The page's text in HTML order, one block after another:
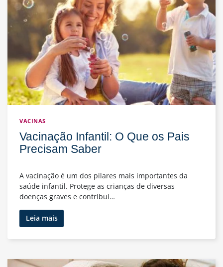
VACINAS
Vacinação Infantil: O Que os Pais
Precisam Saber
A vacinação é um dos pilares mais importantes da
saúde infantil. Protege as crianças de diversas
doenças graves e contribui…
Leia maisVacinação
Infantil:
O
os